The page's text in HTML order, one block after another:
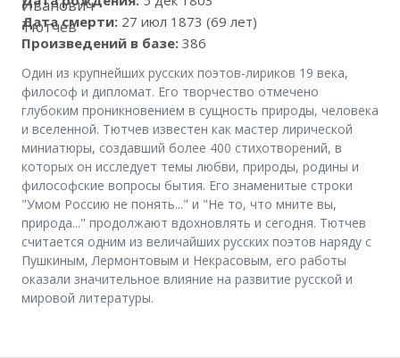
Дата смерти: 27 июл 1873 (69 лет)
Произведений в базе: 386
Один из крупнейших русских поэтов-лириков 19 века,
философ и дипломат. Его творчество отмечено
глубоким проникновением в сущность природы, человека
и вселенной. Тютчев известен как мастер лирической
миниатюры, создавший более 400 стихотворений, в
которых он исследует темы любви, природы, родины и
философские вопросы бытия. Его знаменитые строки
"Умом Россию не понять..." и "Не то, что мните вы,
природа..." продолжают вдохновлять и сегодня. Тютчев
считается одним из величайших русских поэтов наряду с
Пушкиным, Лермонтовым и Некрасовым, его работы
оказали значительное влияние на развитие русской и
мировой литературы.